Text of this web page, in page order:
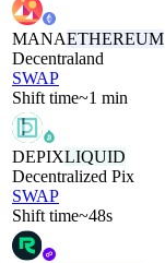
MANAETHEREUM
Decentraland
SWAP
Shift time~1 min
DEPIXLIQUID
Decentralized Pix
SWAP
Shift time~48s